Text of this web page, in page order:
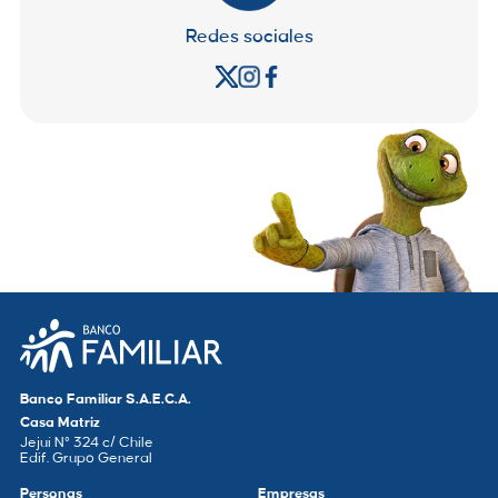
Redes sociales
Banco Familiar S.A.E.C.A.
Casa Matriz
Jejuí N° 324 c/ Chile
Edif. Grupo General
Personas Empresas